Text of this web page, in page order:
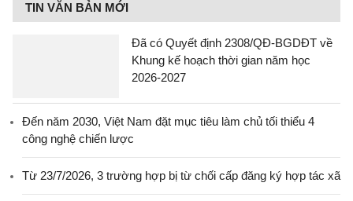
TIN VĂN BẢN MỚI
Đã có Quyết định 2308/QĐ-BGDĐT về
Khung kế hoạch thời gian năm học
2026-2027
Đến năm 2030, Việt Nam đặt mục tiêu làm chủ tối thiểu 4
công nghệ chiến lược
Từ 23/7/2026, 3 trường hợp bị từ chối cấp đăng ký hợp tác xã